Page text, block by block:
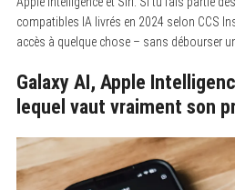
compatibles IA livrés en 2024 selon CCS
accès à quelque chose – sans débourser
Galaxy AI, Apple
lequel vaut vraiment son